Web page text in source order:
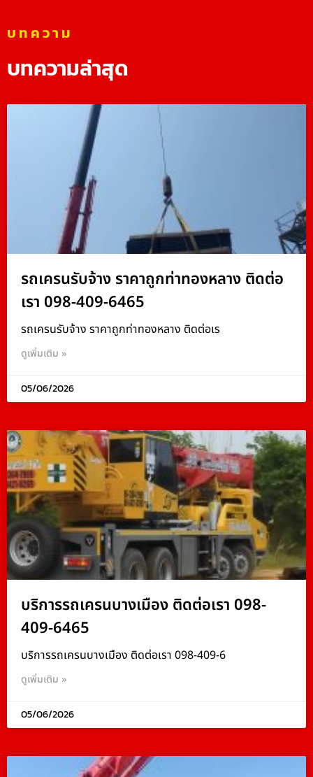
บทความ
บทความล่าสุด
รถเครนรับจ้าง ราคาถูกท่าทองหลาง ติดต่อ
เรา 098-409-6465
รถเครนรับจ้าง ราคาถูกท่าทองหลาง ติดต่อเร
ดูเพิ่มเติม »
05/06/2026
บริการรถเครนบางเมือง ติดต่อเรา 098-
409-6465
บริการรถเครนบางเมือง ติดต่อเรา 098-409-6
ดูเพิ่มเติม »
05/06/2026